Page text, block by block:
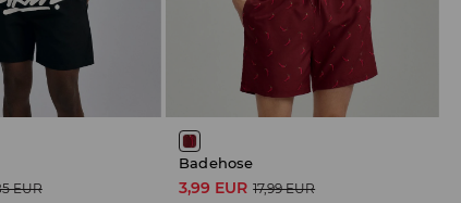
EUR
Badehose
3,99 EUR 17,99 EUR